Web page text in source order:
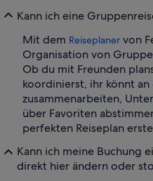
Kann ich eine
Mit dem Reiseplaner von
Organisation von
Ob du mit Freunden
koordinierst, ihr könnt
zusammenarbeiten,
über Favoriten
perfekten Reiseplan
Kann ich meine Buchung
direkt hier ändern oder